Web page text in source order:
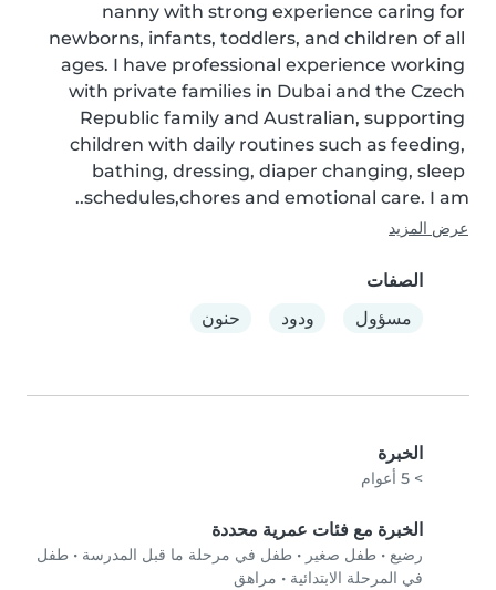
nanny with strong experience caring for
newborns, infants, toddlers, and children of all
ages. I have professional experience working
with private families in Dubai and the Czech
Republic family and Australian, supporting
children with daily routines such as feeding,
bathing, dressing, diaper changing, sleep
schedules,chores and emotional care. I am..
عرض المزيد
الصفات
مسؤول
ودود حنون
الخبرة
> 5 أعوام
الخبرة مع فئات عمرية محددة
رضيع • طفل صغير • طفل في مرحلة ما قبل المدرسة • طفل
في المرحلة الابتدائية • مراهق